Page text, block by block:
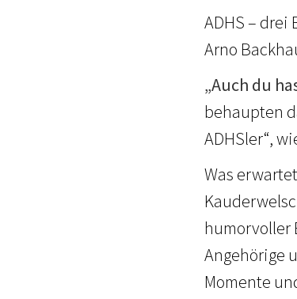
ADHS –
Arno
„Auch du
behaupten
ADHSler“,
Was
humorvoller
Angehörige
Momente